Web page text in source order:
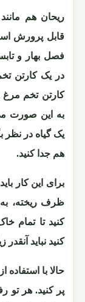
ریحان هم
قابل پرورش
فصل بهار و
در یک کارتن
کارتن تخم مرغ
به این صورت
یک گیاه در نظر
هم جدا کنید.
برای این کار
ظرف ریخته،
کنید تا تمام
کنید نباید
حالا با استفاده
پر کنید. هر تو